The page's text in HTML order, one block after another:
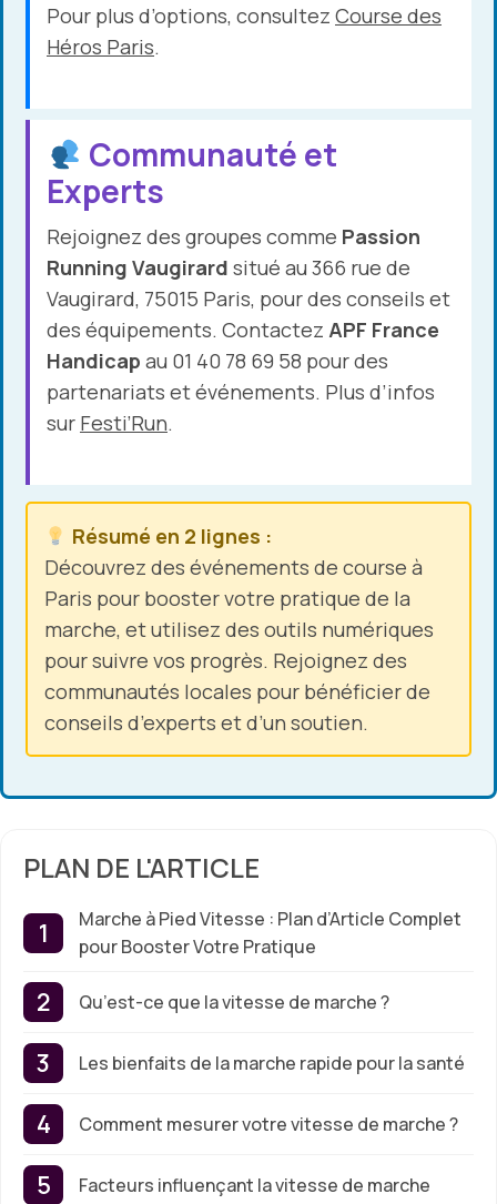
Pour plus d’options, consultez Course des
Héros Paris.
Communauté et
Experts
Rejoignez des groupes comme Passion
Running Vaugirard situé au 366 rue de
Vaugirard, 75015 Paris, pour des conseils et
des équipements. Contactez APF France
Handicap au 01 40 78 69 58 pour des
partenariats et événements. Plus d’infos
sur Festi’Run.
Résumé en 2 lignes :
Découvrez des événements de course à
Paris pour booster votre pratique de la
marche, et utilisez des outils numériques
pour suivre vos progrès. Rejoignez des
communautés locales pour bénéficier de
conseils d’experts et d’un soutien.
PLAN DE L'ARTICLE
Marche à Pied Vitesse : Plan d’Article Complet
pour Booster Votre Pratique
Qu’est-ce que la vitesse de marche ?
Les bienfaits de la marche rapide pour la santé
Comment mesurer votre vitesse de marche ?
Facteurs influençant la vitesse de marche